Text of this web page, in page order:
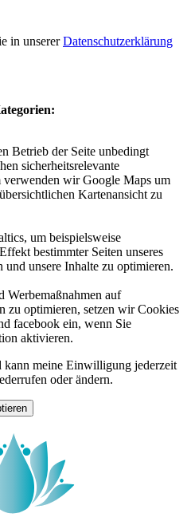
in unsererDatenschutzerklärung
Betrieb der Seite unbedingt
sicherheitsrelevante
wir Google Maps um
Kartenansicht zu
um beispielsweise
bestimmter Seiten unseres
unsere Inhalte zu optimieren.
Werbemaßnahmen auf
zu optimieren, setzen wir Cookies
facebook ein, wenn Sie
aktivieren.
kann meine Einwilligung jederzeit
oder ändern.